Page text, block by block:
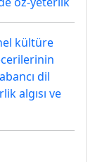
kültüre
dil
algısı ve